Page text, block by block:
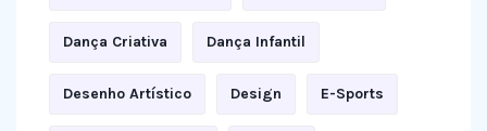
Dança Criativa Dança Infantil
Desenho Artístico Design E-Sports